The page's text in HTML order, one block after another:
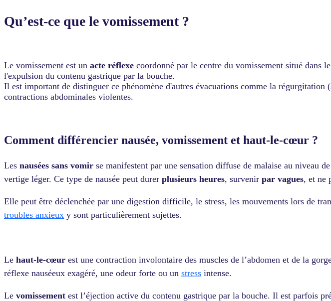
Qu’est-ce que le vomissement ?
Le vomissement est un acte réflexe coordonné par le centre du vomissement situé dans
l'expulsion du contenu gastrique par la bouche.
Il est important de distinguer ce phénomène d'autres évacuations comme la
contractions abdominales violentes.
Comment différencier nausée, vomissement et haut-le-cœur ?
Les nausées sans vomir se manifestent par une sensation diffuse de malaise au niveau
vertige léger. Ce type de nausée peut durer plusieurs heures, survenir par vagues, et ne
Elle peut être déclenchée par une digestion difficile, le stress, les mouvements lors de
troubles anxieux y sont particulièrement sujettes.
Le haut-le-cœur est une contraction involontaire des muscles de l’abdomen et de la
réflexe nauséeux exagéré, une odeur forte ou un stress intense.
Le vomissement est l’éjection active du contenu gastrique par la bouche. Il est parfois